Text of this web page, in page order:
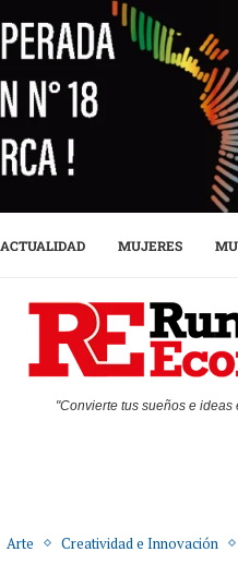
ACTUALIDAD MUJERES
"Convierte tus sueños e
Arte Creatividad e Innovación